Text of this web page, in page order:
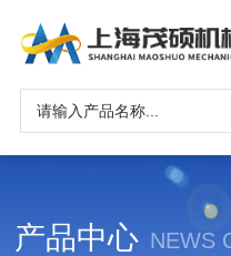
产品中心 NEWS